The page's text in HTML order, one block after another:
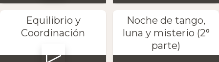
Equilibrio y
Coordinación
Noche de tango,
luna y misterio (2°
parte)